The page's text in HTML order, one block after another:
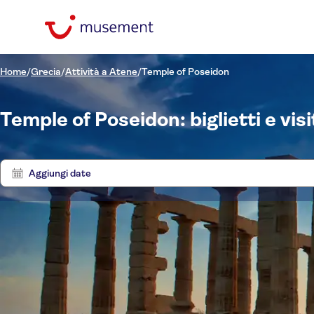
Home/Grecia/Attività a Atene/Temple of Poseidon
Temple of Poseidon: biglietti e
Aggiungi date
Filtra per prezzo
(Adulto)
Max
Hotel pickup
Opzioni biglietto
Cancellazione gratuita
Filtra per categorie